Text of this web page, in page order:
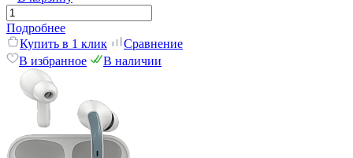
Подробнее
Купить в 1 клик
Сравнение
В избранное
В наличии